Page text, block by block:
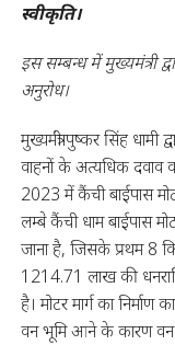
स्वीकृति।
इस सम्बन्ध में मुख्यमंत्री
अनुरोध।
मुख्यमंत्री पुष्कर सिंह
वाहनों के अत्यधिक दवाव
2023 में कैंची बाईपास
लम्बे कैंची धाम बाईपास
जाना है, जिसके प्रथम 8
1214.71 लाख की
है। मोटर मार्ग का
वन भूमि आने के कारण वन